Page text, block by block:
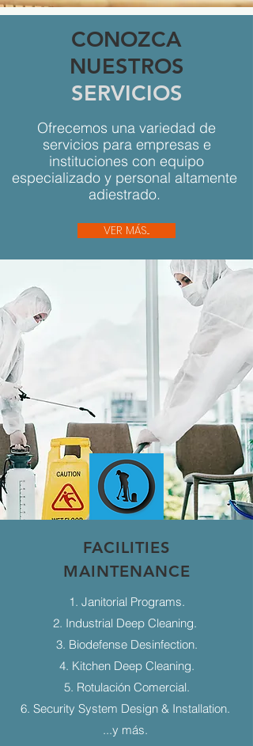
CONOZCA
NUESTROS
SERVICIOS
Ofrecemos una variedad de
servicios para empresas e
instituciones con equipo
especializado y personal altamente
adiestrado.
VER MÁS...
FACILITIES
MAINTENANCE
1. Janitorial Programs.
2. Industrial Deep Cleaning.
3. Biodefense Desinfection.
4. Kitchen Deep Cleaning.
5. Rotulación Comercial.
6. Security System Design & Installation.
...y más.